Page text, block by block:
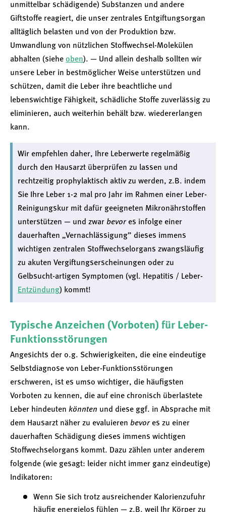
unmittelbar schädigende) Substanzen und andere
Giftstoffe reagiert, die unser zentrales Entgiftungs­organ
alltäglich belasten und von der Produktion bzw.
Umwandlung von nützlichen Stoffwechsel-Molekülen
abhalten (siehe oben). — Und allein deshalb sollten wir
unsere Leber in bestmöglicher Weise unterstützen und
schützen, damit die Leber ihre beachtliche und
lebenswichtige Fähigkeit, schädliche Stoffe zuverlässig zu
eliminieren, auch weiterhin behält bzw. wiedererlangen
kann.
Wir empfehlen daher, Ihre Leberwerte regelmäßig
durch den Hausarzt überprüfen zu lassen und
rechtzeitig prophylaktisch aktiv zu werden, z.B. indem
Sie Ihre Leber 1-2 mal pro Jahr im Rahmen einer Leber-
Reinigungskur mit dafür geeigneten Mikronährstoffen
unterstützen — und zwar bevores infolge einer
dauerhaften „Vernachlässigung” dieses immens
wichtigen zentralen Stoffwechsel­organs zwangsläufig
zu akuten Vergiftungs­erscheinungen oder zu
Gelbsucht-artigen Symptomen (vgl. Hepatitis / Leber-
Entzündung) kommt!
Typische Anzeichen (Vorboten) für Leber-
Funktionsstörungen
Angesichts der o.g. Schwierigkeiten, die eine eindeutige
Selbstdiagnose von Leber-Funktionsstörungen
erschweren, ist es umso wichtiger, die häufigsten
Vorboten zu kennen, die auf eine chronisch überlastete
Leber hindeuten könnten und diese ggf. in Absprache mit
dem Hausarzt näher zu evaluieren bevores zu einer
dauerhaften Schädigung dieses immens wichtigen
Stoffwechsel­organs kommt. Dazu zählen unter anderem
folgende (wie gesagt: leider nicht immer ganz eindeutige)
Indikatoren:
Wenn Sie sich trotz ausreichender Kalorienzufuhr
häufig energielos fühlen — z.B. weil Ihr Körper zu